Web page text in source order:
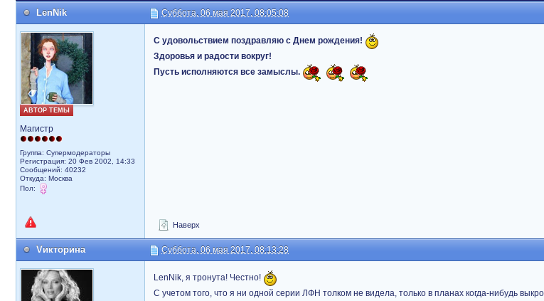
LenNik Суббота, 06 мая 2017, 08:05:08
АВТОР ТЕМЫ
Магистр
Группа: Супермодераторы
Регистрация: 20 Фев 2002, 14:33
Сообщений: 40232
Откуда: Москва
Пол:
С удовольствием поздравляю с Днем рождения!
Здоровья и радости вокруг!
Пусть исполняются все замыслы.
Наверх
Vикторина Суббота, 06 мая 2017, 08:13:28
LenNik, я тронута! Честно!
С учетом того, что я ни одной серии ЛФН толком не видела, только в планах когда-нибудь